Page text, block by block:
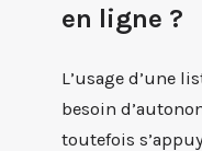
en ligne ?
L’usage d’une
besoin
toutefois